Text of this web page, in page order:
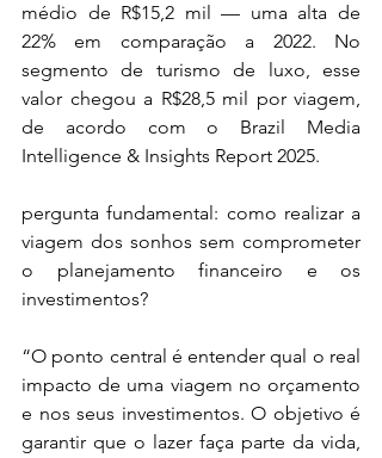
médio de R$15,2 mil — uma alta de
22% em comparação a 2022. No
segmento de turismo de luxo, esse
valor chegou a R$28,5 mil por viagem,
de acordo com o Brazil Media
Intelligence & Insights Report 2025.
pergunta fundamental: como realizar a
viagem dos sonhos sem comprometer
o planejamento financeiro e os
investimentos?
“O ponto central é entender qual o real
impacto de uma viagem no orçamento
e nos seus investimentos. O objetivo é
garantir que o lazer faça parte da vida,